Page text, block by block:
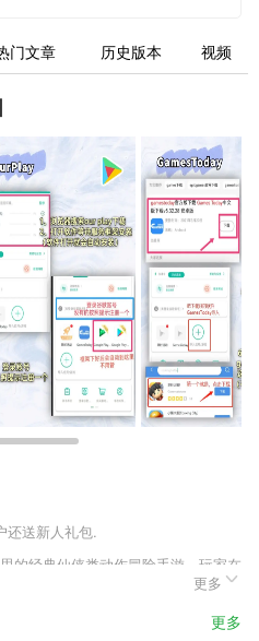
门文章 历史版本 视频
还送新人礼包.
的经典仙侠类动作冒险手游，玩家在
只不过这些玩法是需要玩家慢慢来开
款游戏的玩法，因为玩家体验这些玩
更多
更多